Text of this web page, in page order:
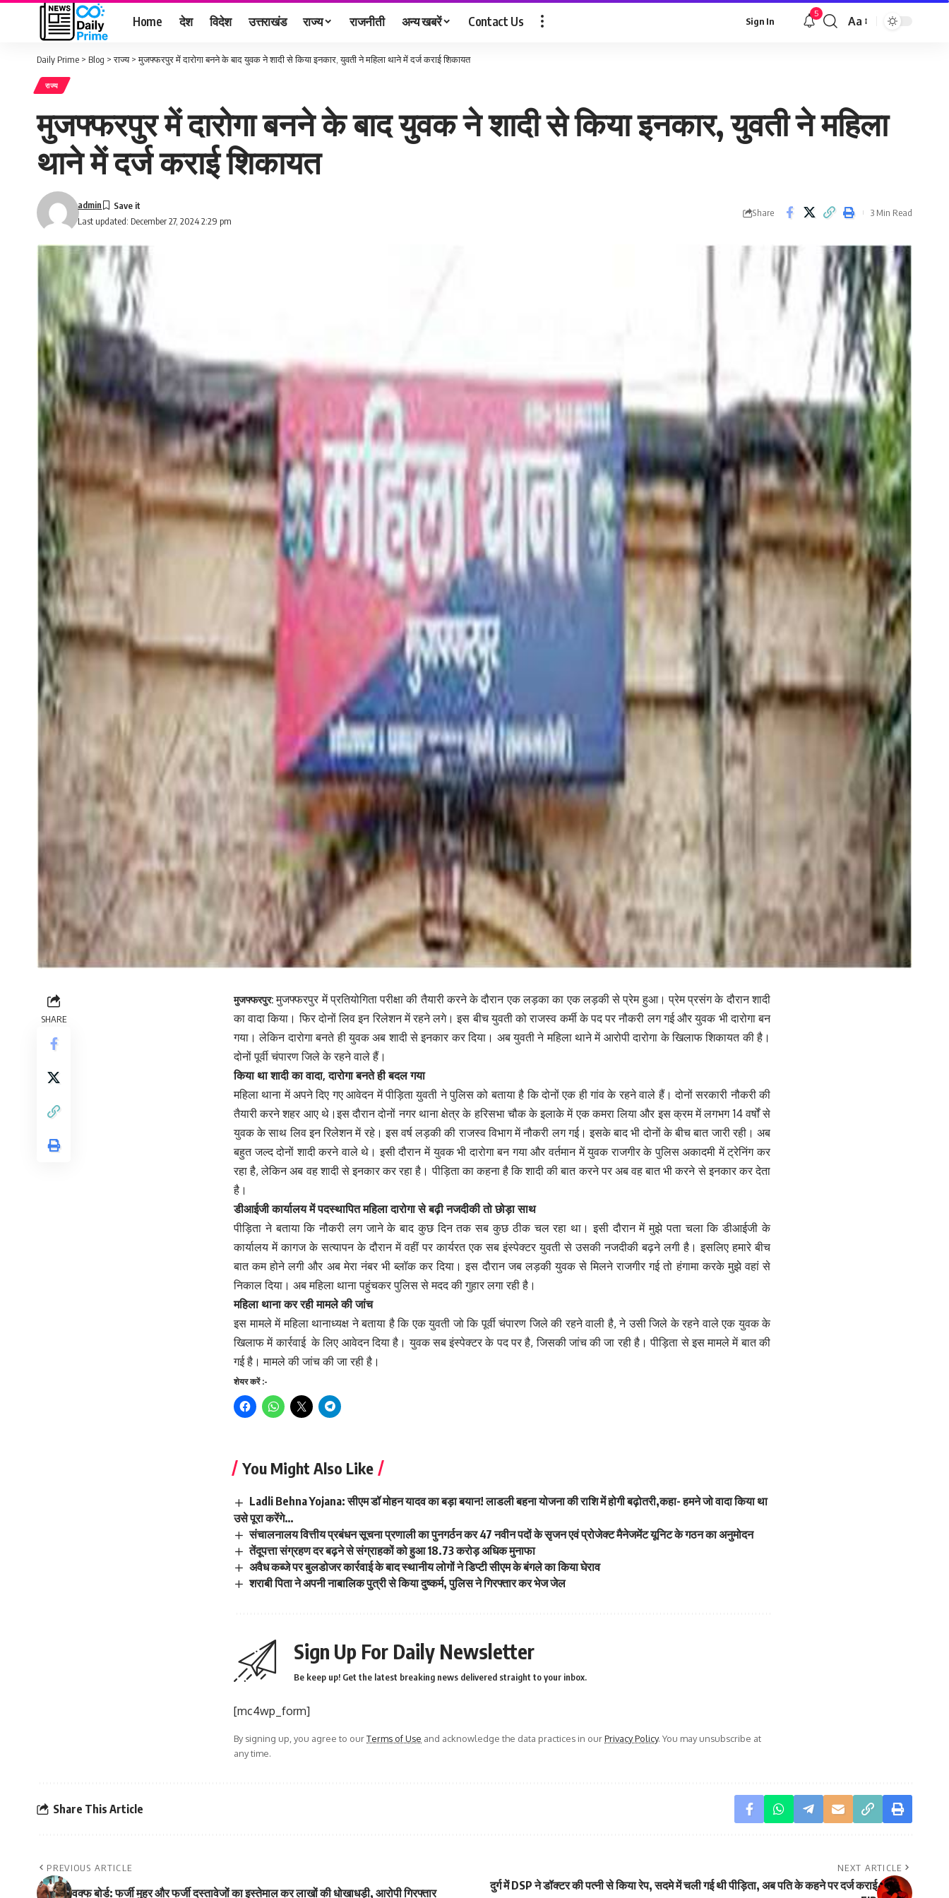
Home देश विदेश उत्तराखंड राज्य राजनीती अन्य खबरें Contact Us Sign In
5
Font
Aa
Daily Prime > Blog >राज्य>मुजफ्फरपुर में दारोगा बनने के बाद युवक ने शादी से किया इनकार, युवती ने महिला थाने में दर्ज कराई शिकायत
राज्य
मुजफ्फरपुर में दारोगा बनने के बाद युवक ने शादी से किया इनकार, युवती ने महिला
थाने में दर्ज कराई शिकायत
Last updated: December 27, 2024 2:29 pm
admin
Share 3 Min Read
SHARE
मुजफ्फरपुर:मुजफ्फरपुर में प्रतियोगिता परीक्षा की तैयारी करने के दौरान एक लड़का का एक लड़की से प्रेम हुआ। प्रेम प्रसंग के दौरान शादी
का वादा किया। फिर दोनों लिव इन रिलेशन में रहने लगे। इस बीच युवती को राजस्व कर्मी के पद पर नौकरी लग गई और युवक भी दारोगा बन
गया। लेकिन दारोगा बनते ही युवक अब शादी से इनकार कर दिया। अब युवती ने महिला थाने में आरोपी दारोगा के खिलाफ शिकायत की है।
दोनों पूर्वी चंपारण जिले के रहने वाले हैं।
किया था शादी का वादा, दारोगा बनते ही बदल गया
महिला थाना में अपने दिए गए आवेदन में पीड़िता युवती ने पुलिस को बताया है कि दोनों एक ही गांव के रहने वाले हैं। दोनों सरकारी नौकरी की
तैयारी करने शहर आए थे।इस दौरान दोनों नगर थाना क्षेत्र के हरिसभा चौक के इलाके में एक कमरा लिया और इस क्रम में लगभग 14 वर्षों से
युवक के साथ लिव इन रिलेशन में रहे। इस वर्ष लड़की की राजस्व विभाग में नौकरी लग गई। इसके बाद भी दोनों के बीच बात जारी रही। अब
बहुत जल्द दोनों शादी करने वाले थे। इसी दौरान में युवक भी दारोगा बन गया और वर्तमान में युवक राजगीर के पुलिस अकादमी में ट्रेनिंग कर
रहा है, लेकिन अब वह शादी से इनकार कर रहा है। पीड़िता का कहना है कि शादी की बात करने पर अब वह बात भी करने से इनकार कर देता
है।
डीआईजी कार्यालय में पदस्थापित महिला दारोगा से बढ़ी नजदीकी तो छोड़ा साथ
पीड़िता ने बताया कि नौकरी लग जाने के बाद कुछ दिन तक सब कुछ ठीक चल रहा था। इसी दौरान में मुझे पता चला कि डीआईजी के
कार्यालय में कागज के सत्यापन के दौरान में वहीं पर कार्यरत एक सब इंस्पेक्टर युवती से उसकी नजदीकी बढ़ने लगी है। इसलिए हमारे बीच
बात कम होने लगी और अब मेरा नंबर भी ब्लॉक कर दिया। इस दौरान जब लड़की युवक से मिलने राजगीर गई तो हंगामा करके मुझे वहां से
निकाल दिया। अब महिला थाना पहुंचकर पुलिस से मदद की गुहार लगा रही है।
महिला थाना कर रही मामले की जांच
इस मामले में महिला थानाध्यक्ष ने बताया है कि एक युवती जो कि पूर्वी चंपारण जिले की रहने वाली है, ने उसी जिले के रहने वाले एक युवक के
खिलाफ में कार्रवाई के लिए आवेदन दिया है। युवक सब इंस्पेक्टर के पद पर है, जिसकी जांच की जा रही है। पीड़िता से इस मामले में बात की
गई है। मामले की जांच की जा रही है।
शेयर करें :-
You Might Also Like
Ladli Behna Yojana: सीएम डॉ मोहन यादव का बड़ा बयान! लाडली बहना योजना की राशि में होगी बढ़ोतरी,कहा- हमने जो वादा किया था
उसे पूरा करेंगे…
संचालनालय वित्तीय प्रबंधन सूचना प्रणाली का पुनगर्ठन कर 47 नवीन पदों के सृजन एवं प्रोजेक्ट मैनेजमेंट यूनिट के गठन का अनुमोदन
तेंदूपत्ता संग्रहण दर बढ़ने से संग्राहकों को हुआ 18.73 करोड़ अधिक मुनाफा
अवैध कब्जे पर बुलडोजर कार्रवाई के बाद स्थानीय लोगों ने डिप्टी सीएम के बंगले का किया घेराव
शराबी पिता ने अपनी नाबालिक पुत्री से किया दुष्कर्म, पुलिस ने गिरफ्तार कर भेज जेल
Sign Up For Daily Newsletter
Be keep up! Get the latest breaking news delivered straight to your inbox.
[mc4wp_form]
By signing up, you agree to ourTerms of Use and acknowledge the data practices in ourPrivacy Policy. You may unsubscribe at
any time.
Share This Article
PREVIOUS ARTICLE
वक्फ बोर्ड: फर्जी मुहर और फर्जी दस्तावेजों का इस्तेमाल कर लाखों की धोखाधड़ी, आरोपी गिरफ्तार
NEXT ARTICLE
दुर्ग में DSP ने डॉक्टर की पत्नी से किया रेप, सदमे में चली गई थी पीड़िता, अब पति के कहने पर दर्ज कराई